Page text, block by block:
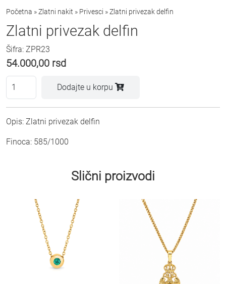
Početna »Zlatni nakit » Privesci »Zlatni privezak delfin
Zlatni privezak delfin
Šifra: ZPR23
54.000,00 rsd
Dodajte u korpu
Opis: Zlatni privezak delfin
Finoca: 585/1000
Slični proizvodi